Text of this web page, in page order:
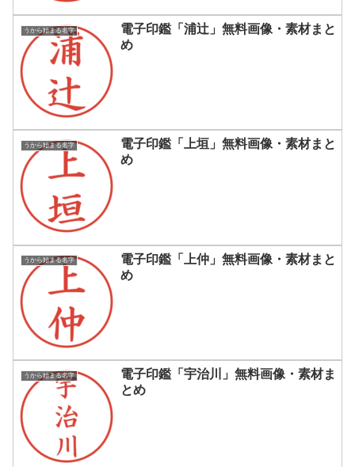
うから始まる名字
電子印鑑「浦辻」無料画像・素材まと
め
うから始まる名字
電子印鑑「上垣」無料画像・素材まと
め
うから始まる名字
電子印鑑「上仲」無料画像・素材まと
め
うから始まる名字
電子印鑑「宇治川」無料画像・素材ま
とめ